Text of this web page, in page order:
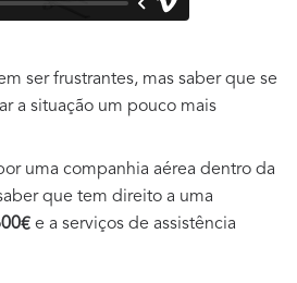
ser frustrantes, mas saber que se
a situação um pouco mais
uma companhia aérea dentro da
que tem direito a uma
e a serviços de assistência